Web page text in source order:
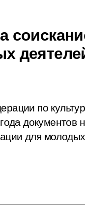
по
документов
для